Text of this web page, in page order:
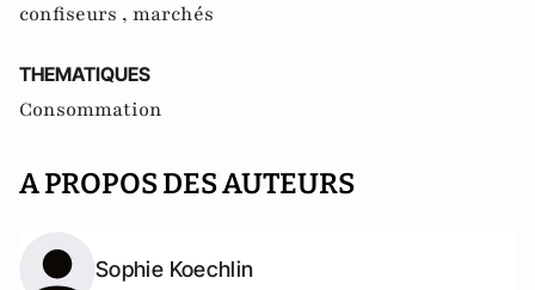
confiseurs , marchés
THEMATIQUES
Consommation
A PROPOS DES AUTEURS
Sophie Koechlin